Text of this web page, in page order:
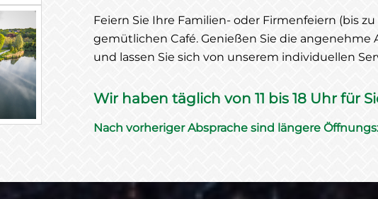
Feiern Sie Ihre Familien- oder Firmenfeiern (bis
gemütlichen Café. Genießen Sie die angenehme
und lassen Sie sich von unserem individuellen
Wir haben täglich von 11 bis 18 Uhr für
Nach vorheriger Absprache sind längere